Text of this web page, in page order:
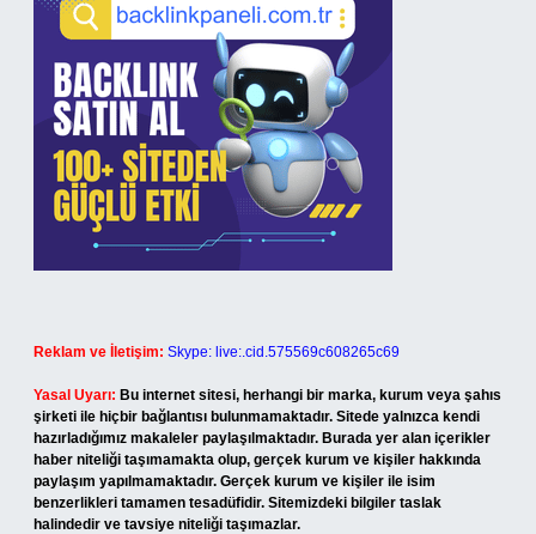
Reklam ve İletişim: Skype: live:.cid.575569c608265c69
Yasal Uyarı: Bu internet sitesi, herhangi bir marka, kurum veya şahıs
şirketi ile hiçbir bağlantısı bulunmamaktadır. Sitede yalnızca kendi
hazırladığımız makaleler paylaşılmaktadır. Burada yer alan içerikler
haber niteliği taşımamakta olup, gerçek kurum ve kişiler hakkında
paylaşım yapılmamaktadır. Gerçek kurum ve kişiler ile isim
benzerlikleri tamamen tesadüfidir. Sitemizdeki bilgiler taslak
halindedir ve tavsiye niteliği taşımazlar.